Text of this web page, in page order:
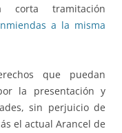
tramitación
a la misma
que puedan
la presentación y
sin perjuicio de
el actual Arancel de